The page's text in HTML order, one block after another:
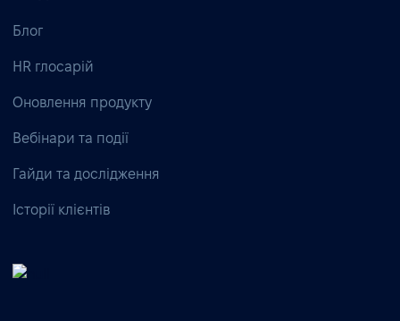
Блог
HR глосарій
Оновлення продукту
Вебінари та події
Гайди та дослідження
Історії клієнтів